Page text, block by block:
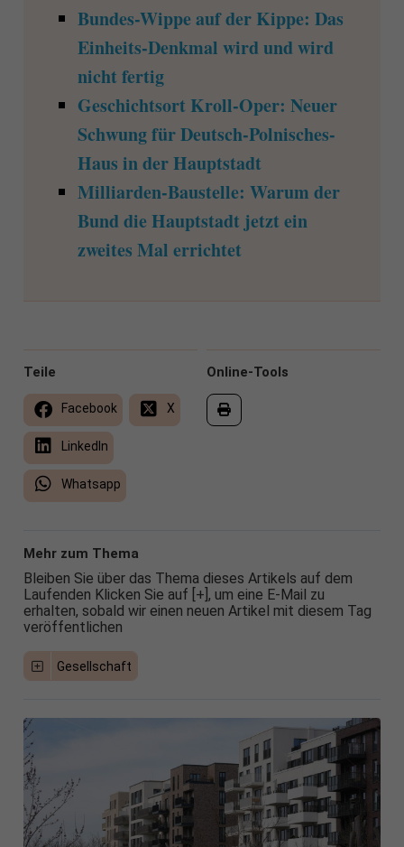
Bundes-Wippe auf der Kippe: Das
Einheits-Denkmal wird und wird
nicht fertig
Geschichtsort Kroll-Oper: Neuer
Schwung für Deutsch-Polnisches-
Haus in der Hauptstadt
Milliarden-Baustelle: Warum der
Bund die Hauptstadt jetzt ein
zweites Mal errichtet
Online-Tools
Teile
Facebook X
LinkedIn
Whatsapp
Mehr zum Thema
Bleiben Sie über das Thema dieses Artikels auf dem
Laufenden Klicken Sie auf [+], um eine E-Mail zu
erhalten, sobald wir einen neuen Artikel mit diesem Tag
veröffentlichen
Gesellschaft